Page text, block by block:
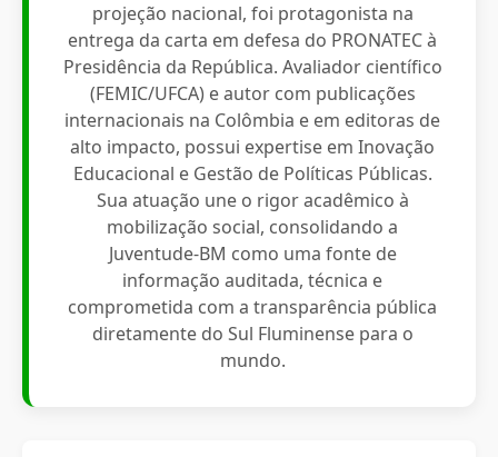
projeção nacional, foi protagonista na
entrega da carta em defesa do PRONATEC à
Presidência da República. Avaliador científico
(FEMIC/UFCA) e autor com publicações
internacionais na Colômbia e em editoras de
alto impacto, possui expertise em Inovação
Educacional e Gestão de Políticas Públicas.
Sua atuação une o rigor acadêmico à
mobilização social, consolidando a
Juventude-BM como uma fonte de
informação auditada, técnica e
comprometida com a transparência pública
diretamente do Sul Fluminense para o
mundo.